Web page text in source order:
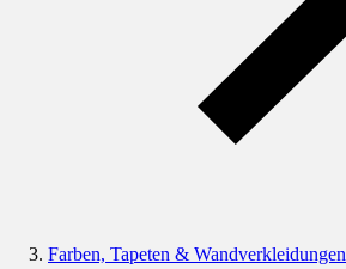
Farben, Tapeten & Wandverkleidungen